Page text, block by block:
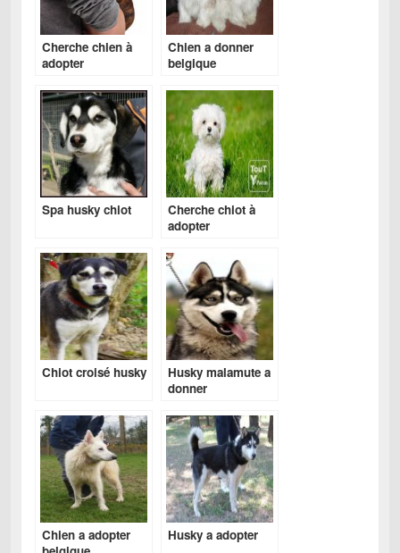
Cherche chien à
adopter
Chien a donner
belgique
Spa husky chiot
Cherche chiot à
adopter
Chiot croisé husky
Husky malamute a
donner
Chien a adopter
Husky a adopter